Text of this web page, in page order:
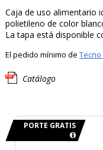
Caja de uso alimentario
polietileno de color
La tapa está disponible
El pedido mínimo de
Catálogo
PORTE GRATIS